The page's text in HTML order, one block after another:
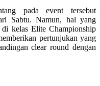
pada event tersebut
Sabtu. Namun, hal yang
kelas Elite Championship
pertunjukan yang
clear round dengan